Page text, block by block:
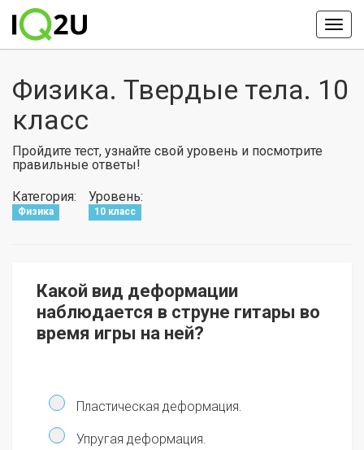
Физика. Твердые тела. 10
класс
Пройдите тест, узнайте свой уровень и посмотрите
правильные ответы!
Категория:
Физика
Уровень:
10 класс
Какой вид деформации
наблюдается в струне гитары во
время игры на ней?
Пластическая деформация.
Упругая деформация.